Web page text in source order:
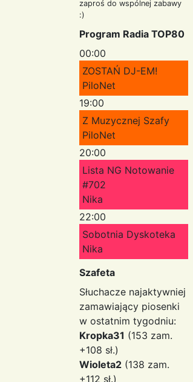
zaproś do wspólnej zabawy
:)
Program Radia TOP80
00:00
ZOSTAŃ DJ-EM!
PiloNet
19:00
Z Muzycznej Szafy
PiloNet
20:00
Lista NG Notowanie
#702
Nika
22:00
Sobotnia Dyskoteka
Nika
Szafeta
Słuchacze najaktywniej
zamawiający piosenki
w ostatnim tygodniu:
Kropka31 (153 zam.
+108 sł.)
Wioleta2 (138 zam.
+112 sł.)